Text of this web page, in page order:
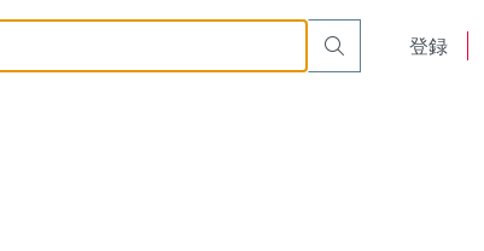
登録
Right Angle Board or Cable Mount Receptacle